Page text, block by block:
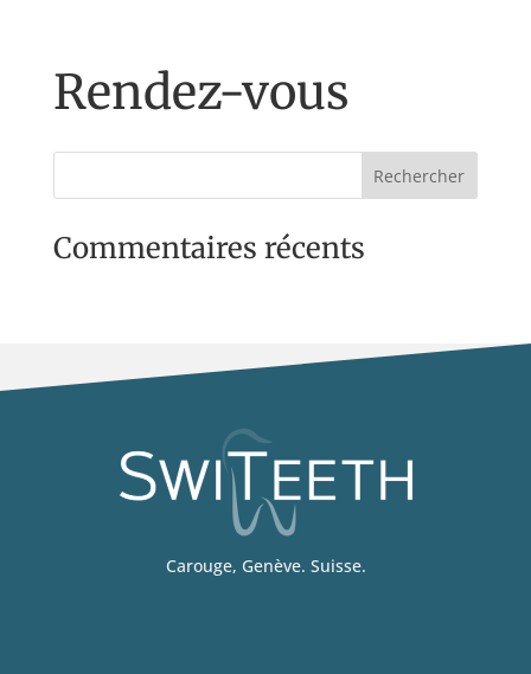
Rendez-vous
Commentaires récents
Carouge, Genève. Suisse.